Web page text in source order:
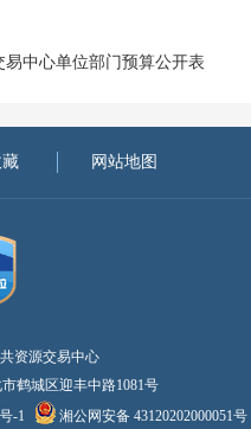
易中心单位部门预算公开表
网站地图
资源交易中心
鹤城区迎丰中路1081号
-1 湘公网安备 43120202000051号